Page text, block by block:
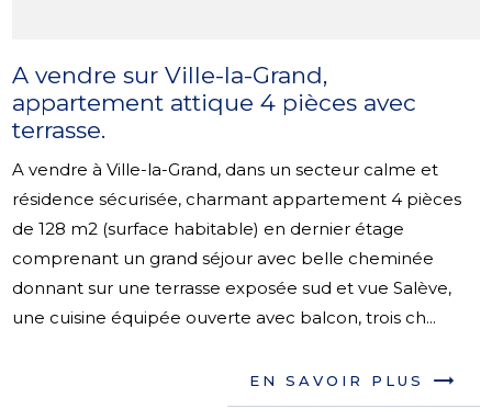
A vendre sur Ville-la-Grand,
appartement attique 4 pièces avec
terrasse.
A vendre à Ville-la-Grand, dans un secteur calme et
résidence sécurisée, charmant appartement 4 pièces
de 128 m2 (surface habitable) en dernier étage
comprenant un grand séjour avec belle cheminée
donnant sur une terrasse exposée sud et vue Salève,
une cuisine équipée ouverte avec balcon, trois ch...
EN SAVOIR PLUS